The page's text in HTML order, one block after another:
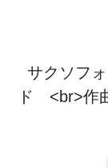
サクソフ
ド <br>作